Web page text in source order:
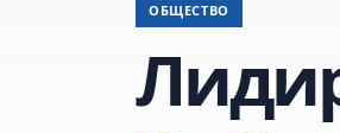
ОБЩЕСТВО